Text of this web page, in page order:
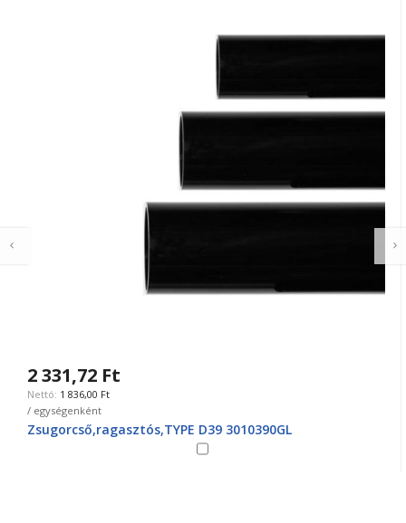
2 331,72 Ft
1 836,00 Ft
/ egységenként
Zsugorcső,ragasztós,TYPE D39 3010390GL